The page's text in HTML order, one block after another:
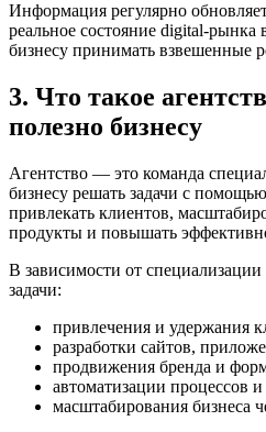
Информация регулярно
реальное состояние digital-
бизнесу принимать взвешенные
3. Что такое
полезно бизнесу
Агентство — это команда
бизнесу решать задачи с
привлекать клиентов,
продукты и повышать
В зависимости от специализации
задачи:
привлечения и удержания
разработки сайтов,
продвижения бренда и
автоматизации процессов
масштабирования бизнеса